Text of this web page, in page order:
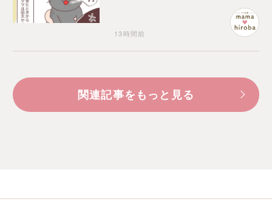
13時間前
関連記事をもっと見る